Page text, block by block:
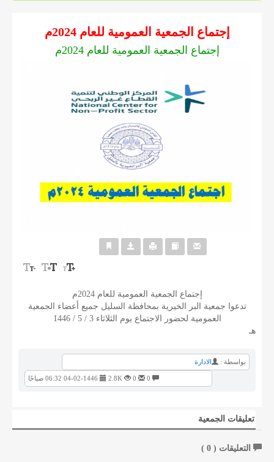
إجتماع الجمعية العمومية للعام 2024م
إجتماع الجمعية العمومية للعام 2024م
إجتماع الجمعية العمومية للعام 2024م
تدعوا جمعية البر الخيرية بمحافظة السليل جميع أعضاء الجمعية
العمومية لحضور الاجتماع يوم الثلاثاء 3 / 5 / 1446
هـ
بواسطة : الادارة
2.8K
تعليقات الجمعية
التعليقات ( 0
)